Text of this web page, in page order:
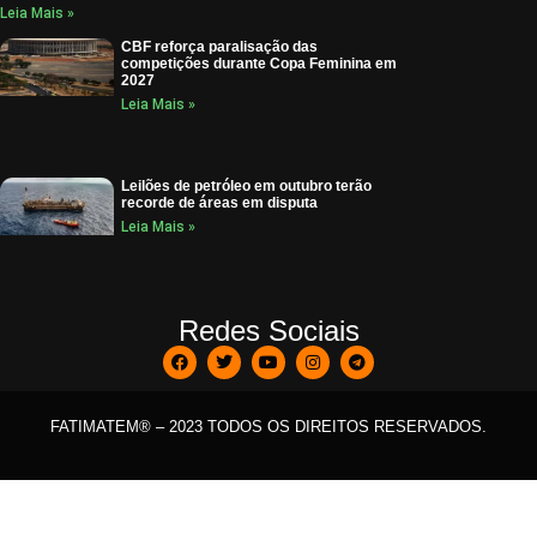
Leia Mais »
CBF reforça paralisação das
competições durante Copa Feminina em
2027
Leia Mais »
Leilões de petróleo em outubro terão
recorde de áreas em disputa
Leia Mais »
Redes Sociais
FATIMATEM® – 2023 TODOS OS DIREITOS RESERVADOS.